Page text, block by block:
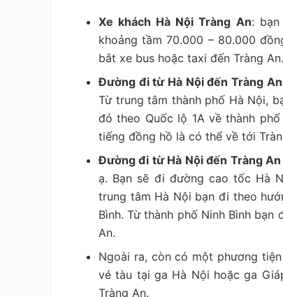
Xe khách Hà Nội Tràng An:
khoảng tầm 70.000 – 80.000
bắt xe bus hoặc taxi đến Tràng An.
Đường đi từ Hà Nội đến Tràng
Từ trung tâm thành phố Hà Nội,
đó theo Quốc lộ 1A về thành
tiếng đồng hồ là có thể về tới
Đường đi từ Hà Nội đến Tràng An
ạ. Bạn sẽ đi đường cao tốc Hà
trung tâm Hà Nội bạn đi theo
Bình. Từ thành phố Ninh Bình bạn
An.
Ngoài ra, còn có một phương
vé tàu tại ga Hà Nội hoặc ga
Tràng An.